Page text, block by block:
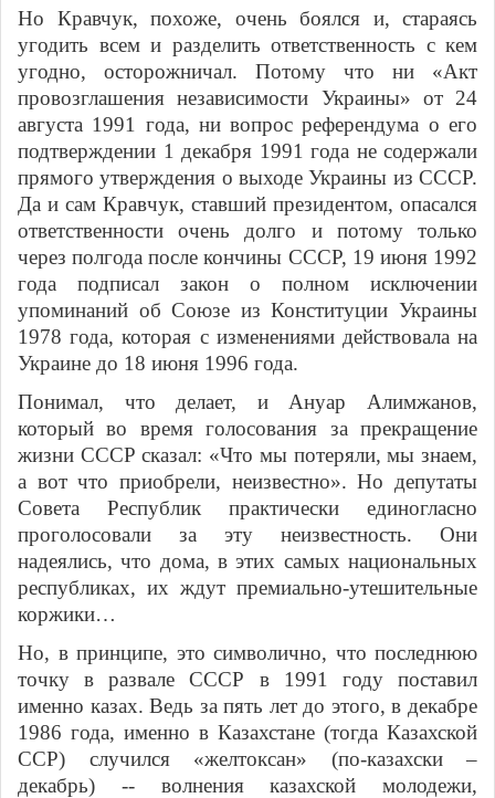
Но Кравчук, похоже, очень боялся и, стараясь
угодить всем и разделить ответственность с кем
угодно, осторожничал. Потому что ни «Акт
провозглашения независимости Украины» от 24
августа 1991 года, ни вопрос референдума о его
подтверждении 1 декабря 1991 года не содержали
прямого утверждения о выходе Украины из СССР.
Да и сам Кравчук, ставший президентом, опасался
ответственности очень долго и потому только
через полгода после кончины СССР, 19 июня 1992
года подписал закон о полном исключении
упоминаний об Союзе из Конституции Украины
1978 года, которая с изменениями действовала на
Украине до 18 июня 1996 года.
Понимал, что делает, и Ануар Алимжанов,
который во время голосования за прекращение
жизни СССР сказал: «Что мы потеряли, мы знаем,
а вот что приобрели, неизвестно». Но депутаты
Совета Республик практически единогласно
проголосовали за эту неизвестность. Они
надеялись, что дома, в этих самых национальных
республиках, их ждут премиально-утешительные
коржики…
Но, в принципе, это символично, что последнюю
точку в развале СССР в 1991 году поставил
именно казах. Ведь за пять лет до этого, в декабре
1986 года, именно в Казахстане (тогда Казахской
ССР) случился «желтоксан» (по-казахски –
декабрь) -- волнения казахской молодежи,